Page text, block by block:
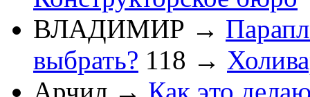
ВЛАДИМИР →
выбрать? 118 →